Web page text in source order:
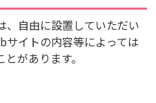
、自由に設置していただい
サイトの内容等によっては
があります。